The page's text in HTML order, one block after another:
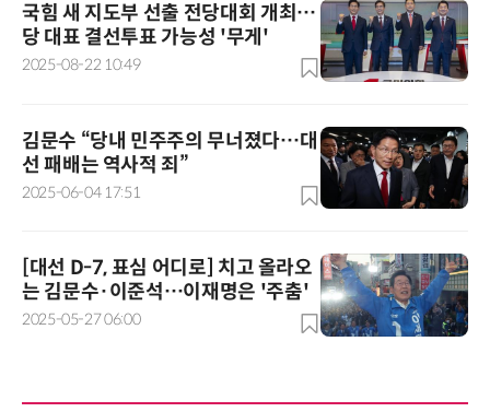
국힘 새 지도부 선출 전당대회 개최…
당 대표 결선투표 가능성 '무게'
2025-08-22 10:49
김문수 “당내 민주주의 무너졌다…대
선 패배는 역사적 죄”
2025-06-04 17:51
[대선 D-7, 표심 어디로] 치고 올라오
는 김문수·이준석…이재명은 '주춤'
2025-05-27 06:00